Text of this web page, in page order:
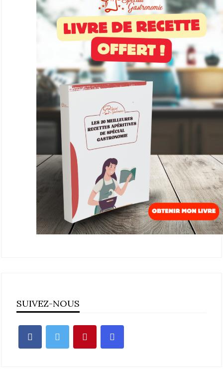
SUIVEZ-NOUS